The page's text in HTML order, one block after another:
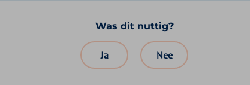
Was dit nuttig?
Ja Nee